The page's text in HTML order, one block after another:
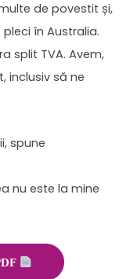
de povestit și,
în Australia.
split TVA. Avem,
inclusiv să ne
spune
nu este la mine